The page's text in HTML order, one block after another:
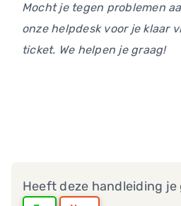
Mocht je tegen problemen
onze helpdesk voor je klaar
ticket. We helpen je graag!
Heeft deze handleiding je